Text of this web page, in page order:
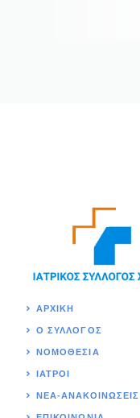
ΑΡΧΙΚΉ
Ο ΣΥΛΛΟΓΟΣ
ΝΟΜΟΘΕΣΊΑ
ΙΑΤΡΟΙ
ΝΕΑ-ΑΝΑΚΟΙΝΩΣΕΙΣ